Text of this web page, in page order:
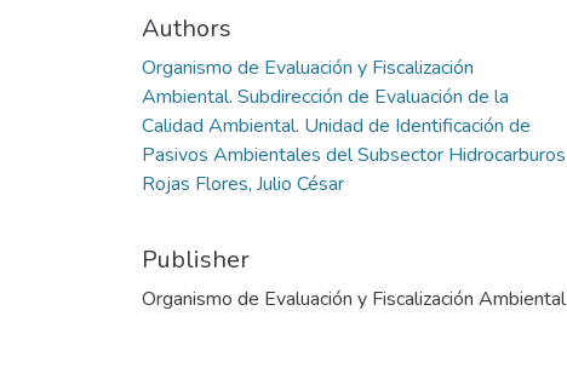
Authors
Organismo de Evaluación y Fiscalización
Ambiental. Subdirección de Evaluación de la
Calidad Ambiental. Unidad de Identificación de
Pasivos Ambientales del Subsector Hidrocarburos
Rojas Flores, Julio César
Publisher
Organismo de Evaluación y Fiscalización Ambiental